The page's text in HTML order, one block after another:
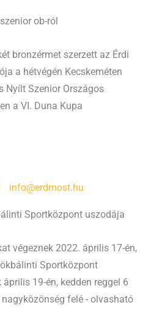
ob-ról
bronzérmet szerzett az Érdi
a hétvégén Kecskeméten
Nyílt Szenior Országos
a VI. Duna Kupa
info@erdmost.hu
Sportközpont uszodája
végeznek 2022. április 17-én,
Sportközpont
19-én, kedden reggel 6
felé - olvasható